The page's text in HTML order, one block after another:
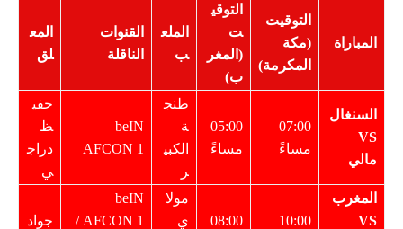
المباراة
التوقيت
(مكة
المكرمة)
التوقي
ت
(المغر
ب)
الملع
ب
القنوات
الناقلة
المع
لق
السنغال
VS
مالي
07:00
مساءً
05:00
مساءً
طنج
ة
الكبي
ر
beIN
AFCON 1
حفي
ظ
دراج
ي
المغرب
VS
10:00
08:00
مولا
ي
beIN
AFCON 1 /
جواد